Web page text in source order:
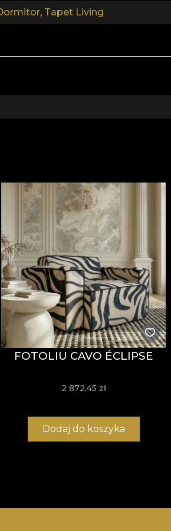
, Tapet Living
FOTOLIU CAVO ÉCLIPSE
2 872,45 zł
Dodaj do koszyka